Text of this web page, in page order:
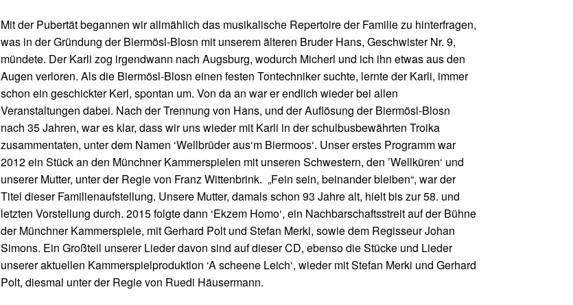
Mit der Pubertät begannen wir allmählich das musikalische Repertoire der Familie zu hinterfragen,
was in der Gründung der Biermösl-Blosn mit unserem älteren Bruder Hans, Geschwister Nr. 9,
mündete. Der Karli zog irgendwann nach Augsburg, wodurch Micherl und ich ihn etwas aus den
Augen verloren. Als die Biermösl-Blosn einen festen Tontechniker suchte, lernte der Karli, immer
schon ein geschickter Kerl, spontan um. Von da an war er endlich wieder bei allen
Veranstaltungen dabei. Nach der Trennung von Hans, und der Auflösung der Biermösl-Blosn
nach 35 Jahren, war es klar, dass wir uns wieder mit Karli in der schulbusbewährten Troika
zusammentaten, unter dem Namen ‘Wellbrüder aus‘m Biermoos‘. Unser erstes Programm war
2012 ein Stück an den Münchner Kammerspielen mit unseren Schwestern, den ’Wellküren‘ und
unserer Mutter, unter der Regie von Franz Wittenbrink. „Fein sein, beinander bleiben“, war der
Titel dieser Familienaufstellung. Unsere Mutter, damals schon 93 Jahre alt, hielt bis zur 58. und
letzten Vorstellung durch. 2015 folgte dann ‘Ekzem Homo‘, ein Nachbarschaftsstreit auf der Bühne
der Münchner Kammerspiele, mit Gerhard Polt und Stefan Merki, sowie dem Regisseur Johan
Simons. Ein Großteil unserer Lieder davon sind auf dieser CD, ebenso die Stücke und Lieder
unserer aktuellen Kammerspielproduktion ‘A scheene Leich‘, wieder mit Stefan Merki und Gerhard
Polt, diesmal unter der Regie von Ruedi Häusermann.